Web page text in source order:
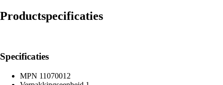
Productspecificaties
Specificaties
MPN 11070012